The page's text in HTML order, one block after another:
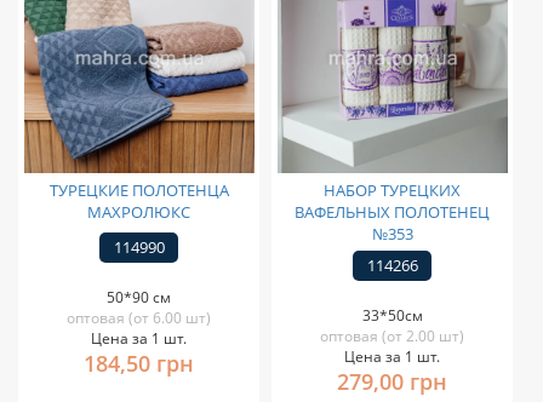
ТУРЕЦКИЕ ПОЛОТЕНЦА
МАХРОЛЮКС
114990
50*90 см
оптовая (от 6.00 шт)
Цена за 1 шт.
184,50 грн
НАБОР ТУРЕЦКИХ
ВАФЕЛЬНЫХ ПОЛОТЕНЕЦ
№353
114266
33*50см
оптовая (от 2.00 шт)
Цена за 1 шт.
279,00 грн